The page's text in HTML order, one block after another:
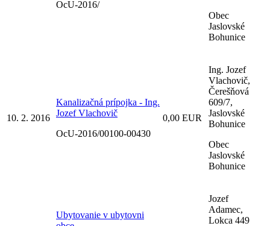
OcU-2016/
Obec
Jaslovské
Bohunice
10. 2. 2016
Kanalizačná prípojka - Ing.
Jozef Vlachovič
OcU-2016/00100-00430
0,00 EUR
Ing. Jozef
Vlachovič,
Čerešňová
609/7,
Jaslovské
Bohunice
Obec
Jaslovské
Bohunice
Ubytovanie v ubytovni
Jozef
Adamec,
Lokca 449